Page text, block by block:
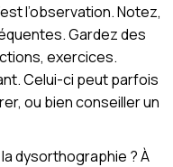
l’observation. Notez,
Gardez des
exercices.
Celui-ci peut parfois
ou bien conseiller un
dysorthographie ? À